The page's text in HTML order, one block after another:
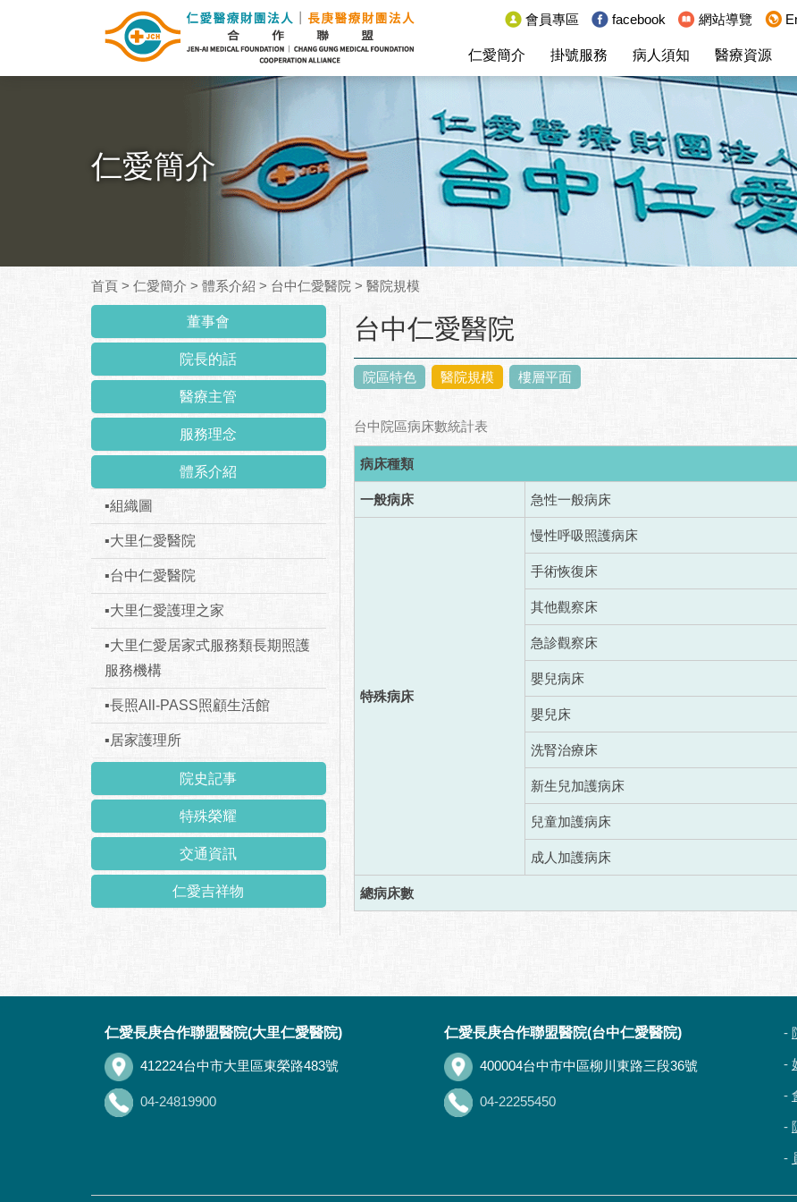
仁愛簡介 掛號服務 病人須知 醫療資源
會員專區 facebook 網站導覽
仁愛簡介
首頁 > 仁愛簡介 > 體系介紹 > 台中仁愛醫院 > 醫院規模
董事會
院長的話
醫療主管
服務理念
體系介紹
▪組織圖
▪大里仁愛醫院
▪台中仁愛醫院
▪大里仁愛護理之家
▪大里仁愛居家式服務類長期照護
服務機構
▪長照All-PASS照顧生活館
▪居家護理所
院史記事
特殊榮耀
交通資訊
仁愛吉祥物
台中仁愛醫院
院區特色 醫院規模 樓層平面
台中院區病床數統計表
病床種類
一般病床 急性一般病床
特殊病床
慢性呼吸照護病床
手術恢復床
其他觀察床
急診觀察床
嬰兒病床
嬰兒床
洗腎治療床
新生兒加護病床
兒童加護病床
成人加護病床
總病床數
仁愛長庚合作聯盟醫院(大里仁愛醫院)
412224台中市大里區東榮路483號
04-24819900
仁愛長庚合作聯盟醫院(台中仁愛醫院)
400004台中市中區柳川東路三段36號
04-22255450
-
-
-
-
-